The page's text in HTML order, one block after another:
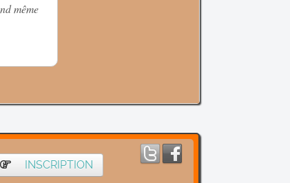
même
INSCRIPTION